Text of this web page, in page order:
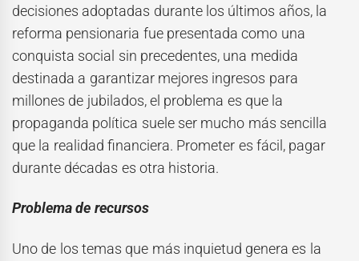
decisiones adoptadas durante los últimos años, la
reforma pensionaria fue presentada como una
conquista social sin precedentes, una medida
destinada a garantizar mejores ingresos para
millones de jubilados, el problema es que la
propaganda política suele ser mucho más sencilla
que la realidad financiera. Prometer es fácil, pagar
durante décadas es otra historia.
Problema de recursos
Uno de los temas que más inquietud genera es la